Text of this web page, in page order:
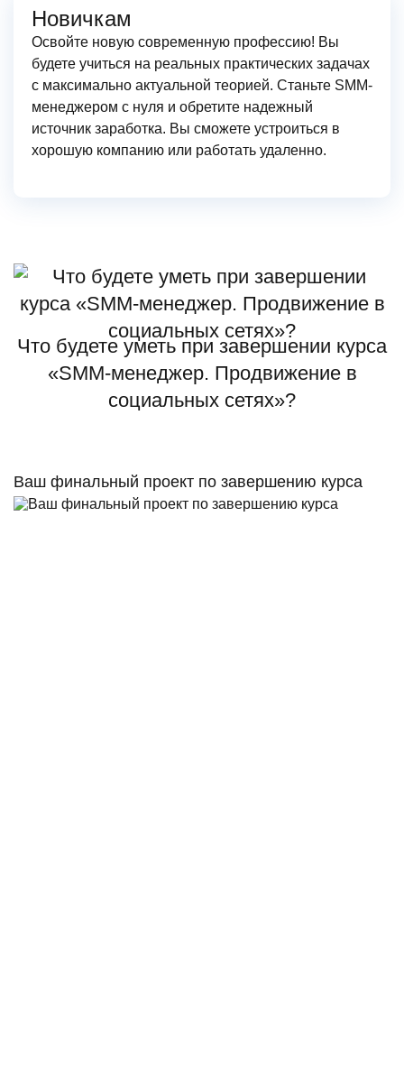
Новичкам
Освойте новую современную профессию! Вы
будете учиться на реальных практических задачах
с максимально актуальной теорией. Станьте SMM-
менеджером с нуля и обретите надежный
источник заработка. Вы сможете устроиться в
хорошую компанию или работать удаленно.
Что будете уметь при завершении курса
«SMM-менеджер. Продвижение в
социальных сетях»‎?
Ваш финальный проект по завершению курса